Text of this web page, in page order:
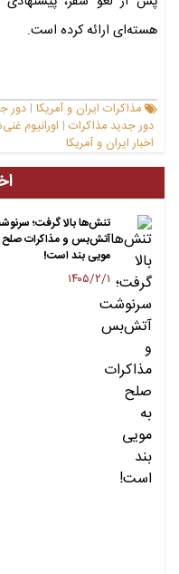
هسته‌ای ارائه کرده است.
مذاکرات ایران و آمریکا | دور
دور جدید مذاکرات | اورانیوم
اخبار ایران و آمریکا
تنش‌ها بالا گرفت؛
آتش‌بس و مذاکرات صلح
مویی بند است!
۱۴۰۵/۲/۱